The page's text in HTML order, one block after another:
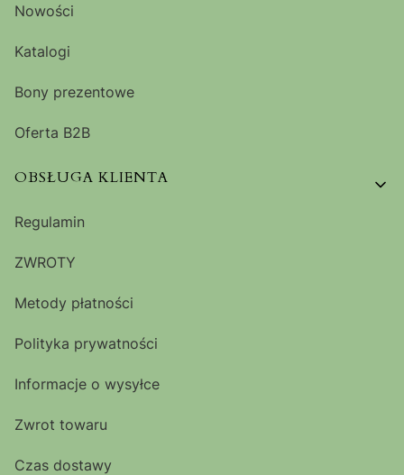
Nowości
Katalogi
Bony prezentowe
Oferta B2B
OBSŁUGA KLIENTA
Regulamin
ZWROTY
Metody płatności
Polityka prywatności
Informacje o wysyłce
Zwrot towaru
Czas dostawy